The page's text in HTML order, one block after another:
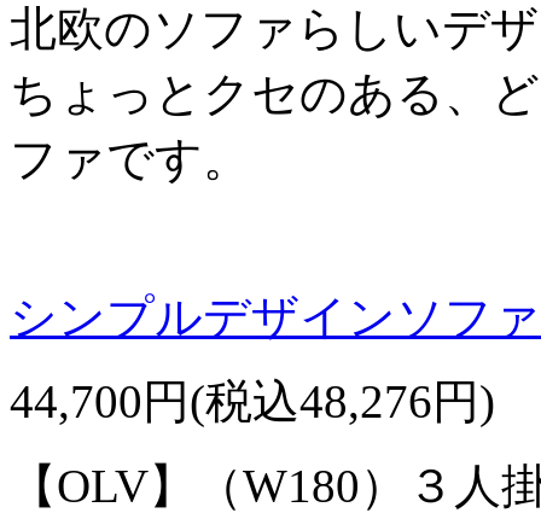
北欧のソファらしいデ
ちょっとクセのある、
ファです。
シンプルデザインソフ
44,700円(税込48,276円)
【OLV】（W180）３